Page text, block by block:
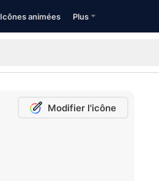
Icônes animées Plus
Modifier l'icône